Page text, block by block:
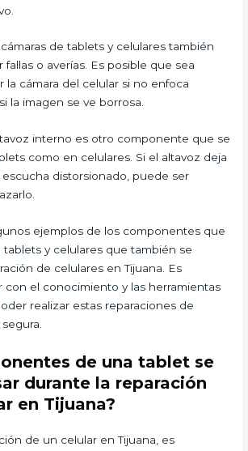
cámaras de tablets y celulares también
o averías. Es posible que sea
la cámara del celular si no enfoca
la imagen se ve borrosa.
interno es otro componente que se
como en celulares. Si el altavoz deja
distorsionado, puede ser
ejemplos de los componentes que
y celulares que también se
de celulares en Tijuana. Es
con el conocimiento y las herramientas
realizar estas reparaciones de
de una tablet se
durante la reparación
en Tijuana?
de un celular en Tijuana, es